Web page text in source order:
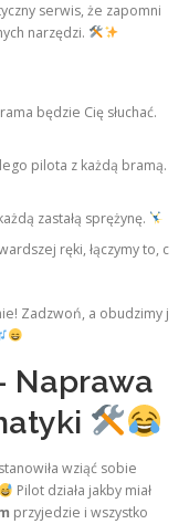
serwis, że zapomni
narzędzi.
będzie Cię słuchać.
pilota z każdą bramą.
zastałą sprężynę.
ręki, łączymy to, c
Zadzwoń, a obudzimy j
Naprawa
wziąć sobie
Pilot działa jakby miał
przyjedzie i wszystko